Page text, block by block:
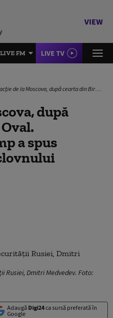
VIEW
LIVE FM LIVE TV
la Moscova, după cearta din Biroul Oval. Medvedev: „Trump a spus adevărul în faţa clovnului drogat”
după
a spus
Rusiei, Dmitri Medvedev. Foto:
Adaugă Digi24ca sursă preferată în
Google